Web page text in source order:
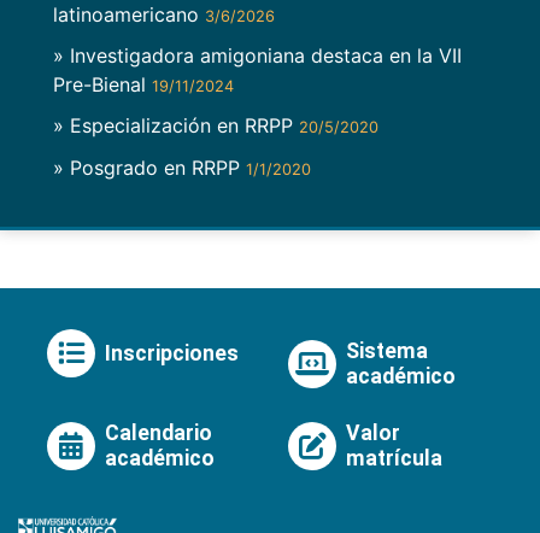
latinoamericano 3/6/2026
» Investigadora amigoniana destaca en la VII
Pre-Bienal 19/11/2024
» Especialización en RRPP 20/5/2020
» Posgrado en RRPP 1/1/2020
Inscripciones
Sistema
académico
Calendario
académico
Valor
matrícula